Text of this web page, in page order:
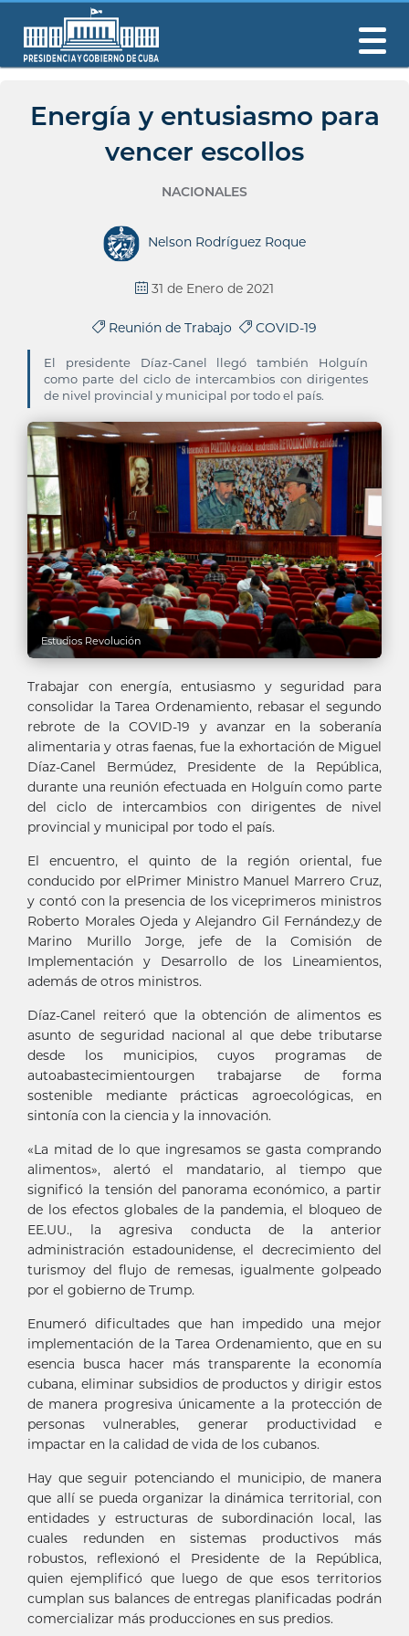
Energía y entusiasmo para
vencer escollos
NACIONALES
Nelson Rodríguez Roque
31 de Enero de 2021
Reunión de Trabajo COVID-19
El presidente Díaz-Canel llegó también Holguín
como parte del ciclo de intercambios con dirigentes
de nivel provincial y municipal por todo el país.
Estudios Revolución
Trabajar con energía, entusiasmo y seguridad para
consolidar la Tarea Ordenamiento, rebasar el segundo
rebrote de la COVID-19 y avanzar en la soberanía
alimentaria y otras faenas, fue la exhortación de Miguel
Díaz-Canel Bermúdez, Presidente de la República,
durante una reunión efectuada en Holguín como parte
del ciclo de intercambios con dirigentes de nivel
provincial y municipal por todo el país.
El encuentro, el quinto de la región oriental, fue
conducido por elPrimer Ministro Manuel Marrero Cruz,
y contó con la presencia de los viceprimeros ministros
Roberto Morales Ojeda y Alejandro Gil Fernández,y de
Marino Murillo Jorge, jefe de la Comisión de
Implementación y Desarrollo de los Lineamientos,
además de otros ministros.
Díaz-Canel reiteró que la obtención de alimentos es
asunto de seguridad nacional al que debe tributarse
desde los municipios, cuyos programas de
autoabastecimientourgen trabajarse de forma
sostenible mediante prácticas agroecológicas, en
sintonía con la ciencia y la innovación.
«La mitad de lo que ingresamos se gasta comprando
alimentos», alertó el mandatario, al tiempo que
significó la tensión del panorama económico, a partir
de los efectos globales de la pandemia, el bloqueo de
EE.UU., la agresiva conducta de la anterior
administración estadounidense, el decrecimiento del
turismoy del flujo de remesas, igualmente golpeado
por el gobierno de Trump.
Enumeró dificultades que han impedido una mejor
implementación de la Tarea Ordenamiento, que en su
esencia busca hacer más transparente la economía
cubana, eliminar subsidios de productos y dirigir estos
de manera progresiva únicamente a la protección de
personas vulnerables, generar productividad e
impactar en la calidad de vida de los cubanos.
Hay que seguir potenciando el municipio, de manera
que allí se pueda organizar la dinámica territorial, con
entidades y estructuras de subordinación local, las
cuales redunden en sistemas productivos más
robustos, reflexionó el Presidente de la República,
quien ejemplificó que luego de que esos territorios
cumplan sus balances de entregas planificadas podrán
comercializar más producciones en sus predios.